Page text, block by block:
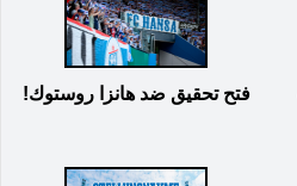
فتح تحقيق ضد هانزا روستوك!